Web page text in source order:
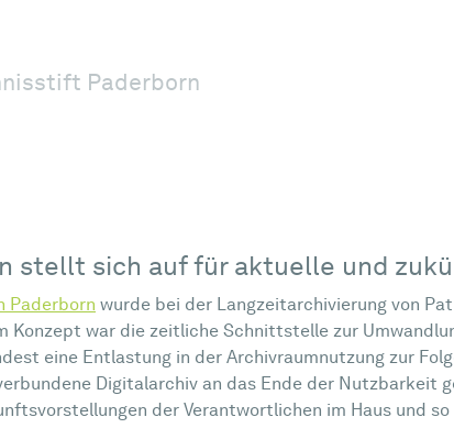
Paderborn
stellt sich auf für aktuelle und
Paderborn wurde bei der Langzeitarchivierung von
war die zeitliche Schnittstelle zur
eine Entlastung in der Archivraumnutzung zur
Digitalarchiv an das Ende der Nutzbarkeit
der Verantwortlichen im Haus und